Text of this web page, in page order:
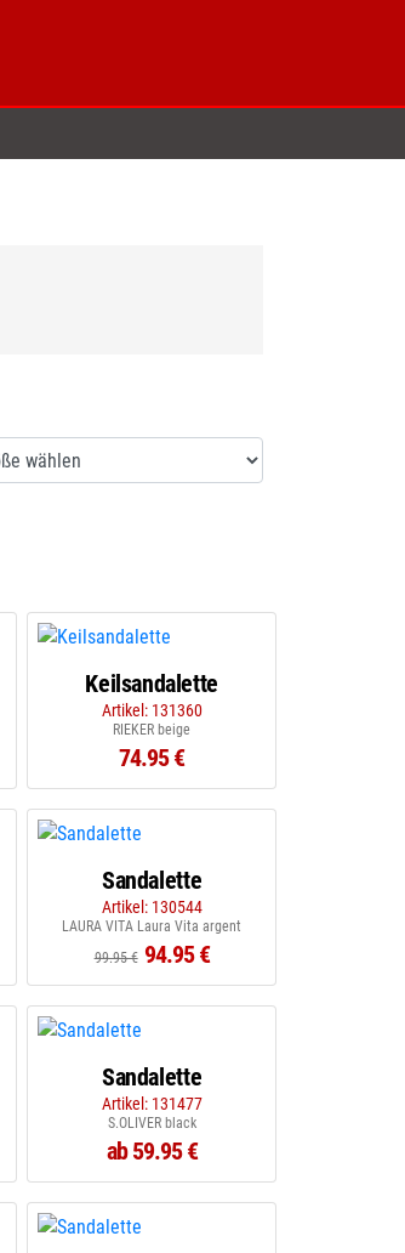
Keilsandalette
Artikel: 131360
RIEKER beige
74.95 €
Sandalette
Artikel: 130544
LAURA VITA Laura Vita argent
99.95 € 94.95 €
Sandalette
Artikel: 131477
S.OLIVER black
ab 59.95 €